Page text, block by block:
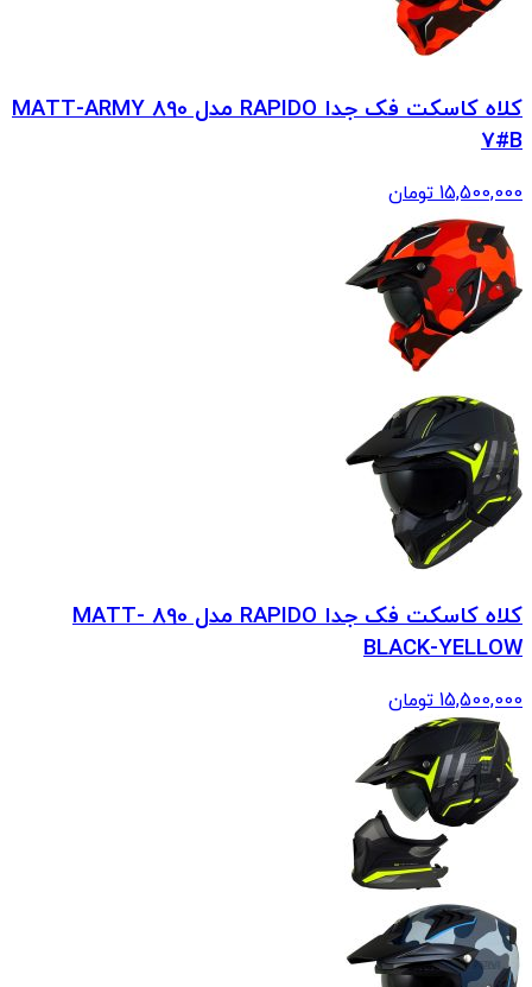
کلاه کاسکت فک جدا RAPIDO مدل 890 MATT-ARMY
7#B
15,500,000 تومان
کلاه کاسکت فک جدا RAPIDO مدل 890 MATT-
BLACK-YELLOW
15,500,000 تومان